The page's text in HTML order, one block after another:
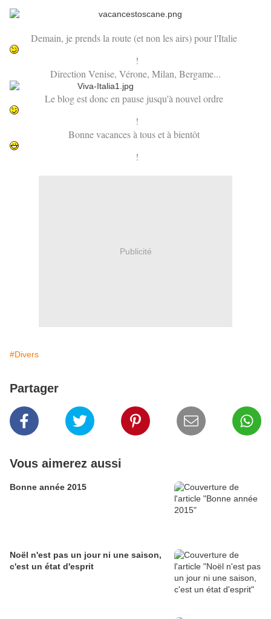
Demain, je prends la route (et non les airs) pour l'Italie
!
Direction Venise, Vérone, Milan, Bergame...
Le blog est donc en pause jusqu'à nouvel ordre
!
Bonne vacances à tous et à bientôt
!
Publicité
#Divers
Partager
Vous aimerez aussi
Bonne année 2015
Noël n'est pas un jour ni une saison,
c'est un état d'esprit